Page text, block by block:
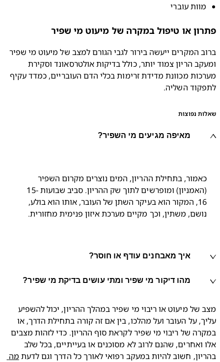
עוברי
או טיפול במקרה של מיעוט מי שפיר
ברוב המקרים ייעשה בירור לגבי הגורם למצב של מיעוט מי שפיר
ומעקב הריון צמוד יותר, כולל בדיקות אולטרסאונד וסקירת
מערכות מכוונת מדידת זרימות בכלי הדם העובריים, כמדד עקיף
השליה.
נפוצות
מאיפה מגיעים מי השפיר?
כאמור, בתחילת ההריון, המים נוצרים מקרום השפיר
(האמניון) ומופרשים לתוך שק ההריון. סביב שבועות 15-
16, המקור הוא בעיקר השתן של העובר, אותו הוא בולע,
משתין, וכך מקיים מערכת איזון פנימית מחזורית.
איך מאבחנים עודף או חוסר?
מהו דיקור מי שפיר ומתי עושים בדיקת מי שפיר?
מצב של מיעוט או ריבוי מי שפיר במהלך ההריון, יכול להשפיע
עליך, על העובר ועל מהלכו, בין אם זה קורה בתחילת הדרך, או
במקרה של ריבוי מי שפיר לקראת סוף ההריון. כדי לזהות מצבים
חשוב להיות במעקב רפואי לאורך כל הדרך וגם לדעת
מה